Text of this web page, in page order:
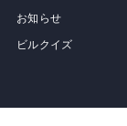
お知らせ
ビルクイズ